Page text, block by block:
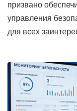
призвано
управления
для всех